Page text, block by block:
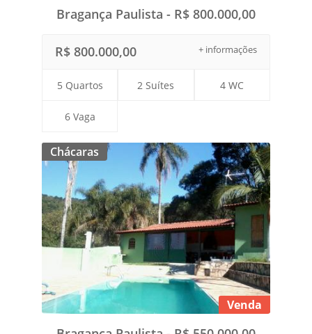
Bragança Paulista - R$ 800.000,00
+ informações
R$ 800.000,00
5 Quartos 2 Suítes 4 WC
6 Vaga
Chácaras
Venda